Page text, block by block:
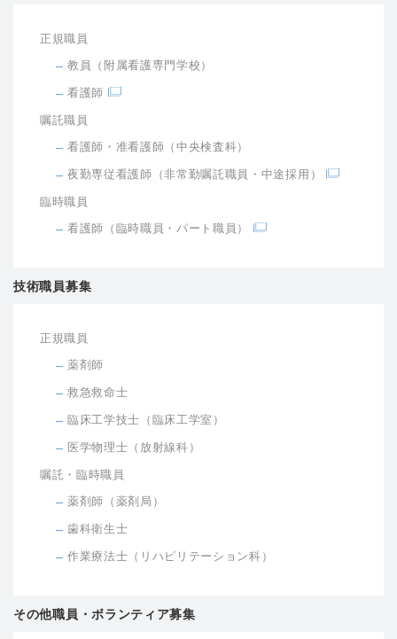
正規職員
教員（附属看護専門学校）
看護師
嘱託職員
看護師・准看護師（中央検査科）
夜勤専従看護師（非常勤嘱託職員・中途採用）
臨時職員
看護師（臨時職員・パート職員）
技術職員募集
正規職員
薬剤師
救急救命士
臨床工学技士（臨床工学室）
医学物理士（放射線科）
嘱託・臨時職員
薬剤師（薬剤局）
歯科衛生士
作業療法士（リハビリテーション科）
その他職員・ボランティア募集